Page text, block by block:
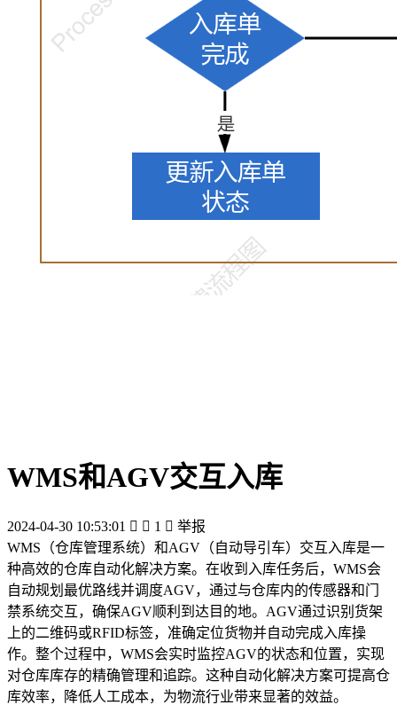
WMS和AGV交互入库
2024-04-30 10:53:01   1  举报
WMS（仓库管理系统）和AGV（自动导引车）交互入库是一
种高效的仓库自动化解决方案。在收到入库任务后，WMS会
自动规划最优路线并调度AGV，通过与仓库内的传感器和门
禁系统交互，确保AGV顺利到达目的地。AGV通过识别货架
上的二维码或RFID标签，准确定位货物并自动完成入库操
作。整个过程中，WMS会实时监控AGV的状态和位置，实现
对仓库库存的精确管理和追踪。这种自动化解决方案可提高仓
库效率，降低人工成本，为物流行业带来显著的效益。